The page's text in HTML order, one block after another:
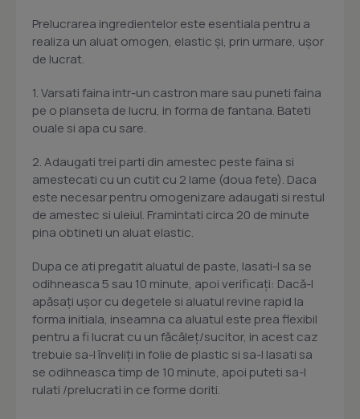
Prelucrarea ingredientelor este esentiala pentru a
realiza un aluat omogen, elastic şi, prin urmare, uşor
de lucrat.
1. Varsati faina intr-un castron mare sau puneti faina
pe o planseta de lucru, in forma de fantana. Bateti
ouale si apa cu sare.
2. Adaugati trei parti din amestec peste faina si
amestecati cu un cutit cu 2 lame (doua fete). Daca
este necesar pentru omogenizare adaugati si restul
de amestec si uleiul. Framintati circa 20 de minute
pina obtineti un aluat elastic.
Dupa ce ati pregatit aluatul de paste, lasati-l sa se
odihneasca 5 sau 10 minute, apoi verificaţi: Dacă-l
apăsaţi uşor cu degetele si aluatul revine rapid la
forma initiala, inseamna ca aluatul este prea flexibil
pentru a fi lucrat cu un făcăleţ/sucitor, in acest caz
trebuie sa-l înveliţi in folie de plastic si sa-l lasati sa
se odihneasca timp de 10 minute, apoi puteti sa-l
rulati /prelucrati in ce forme doriti.